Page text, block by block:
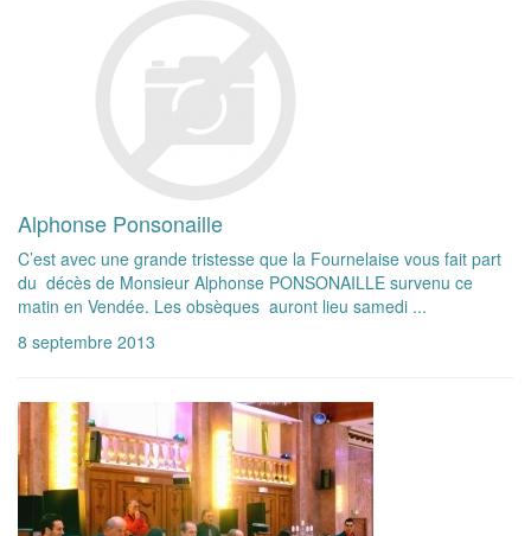
Alphonse Ponsonaille
C’est avec une grande tristesse que la Fournelaise vous fait part
du décès de Monsieur Alphonse PONSONAILLE survenu ce
matin en Vendée. Les obsèques auront lieu samedi ...
8 septembre 2013